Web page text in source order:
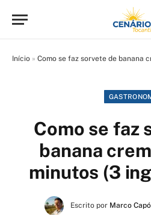
Início » Como se faz sorvete de banana
Como se faz
banana
minutos (3
Escrito por Marco